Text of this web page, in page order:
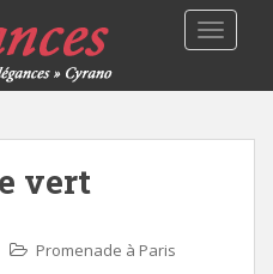
vert
Promenade à Paris